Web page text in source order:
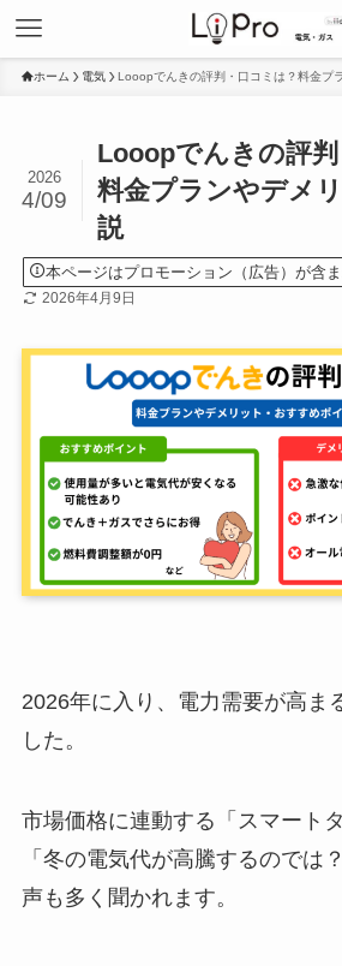
ホーム 電気 Looopでんきの評判・口コミは？料金プ
Looopでんきの評
料金プランやデメ
説
2026
4/09
本ページはプロモーション（広告）が含ま
2026年4月9日
2026年に入り、電力需要が高ま
した。
市場価格に連動する「スマート
「冬の電気代が高騰するのでは
声も多く聞かれます。